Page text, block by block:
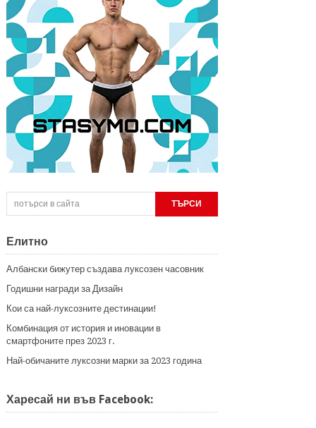
Елитно
Албански бижутер създава луксозен часовник
Годишни награди за Дизайн
Кои са най-луксозните дестинации!
Комбинация от история и иновации в
смартфоните през 2023 г.
Най-обичаните луксозни марки за 2023 година
Харесай ни във Facebook: